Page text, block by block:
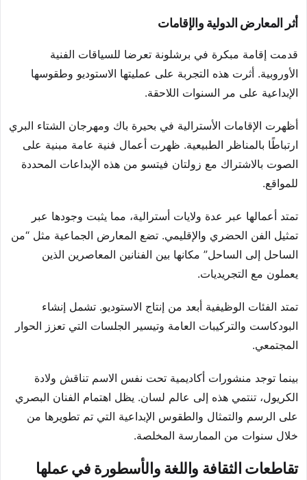
أثر المعارض الدولية والإقامات
قدمت إقامة مبكرة في برشلونة تعرضا للسياقات الفنية
الأوروبية. أثرت هذه التجربة على عمليتها الاستوديو وطقوسها
الإبداعية على مر السنوات اللاحقة.
أظهرت الإقامات الأسترالية في بحيرة باك ومهرجان الشتاء البري
ارتباطًا بالمناظر الطبيعية. ظهرت أعمال فنية عامة مبنية على
الصوت بالاشتراك مع زولتان فيتسو من هذه الإبداعات المحددة
للمواقع.
تمتد أعمالها عبر عدة ولايات أسترالية، مما يثبت وجودها عبر
تمثيل الفن الحضري والإقليمي. تضع المعارض الجماعية مثل “من
الساحل إلى الساحل” مكانها بين الفنانين المعاصرين الذين
يعملون مع التجريديات.
تمتد الفئات الوظيفية أبعد من إنتاج الاستوديو. تشمل إنشاء
البودكاست والتركيبات العامة وتيسير الجلسات التي تعزز الحوار
المجتمعي.
بينما توجد منشورات أكاديمية تحت نفس الاسم تناقش ولادة
الكريول، تنتمي هذه إلى عالم لسان. يظل اهتمام الفنان البصري
على الرسم والتمثال والطقوس الإبداعية التي تم تطويرها من
خلال سنوات من الممارسة المخلصة.
تقاطعات الثقافة واللغة والأسطورة في عملها